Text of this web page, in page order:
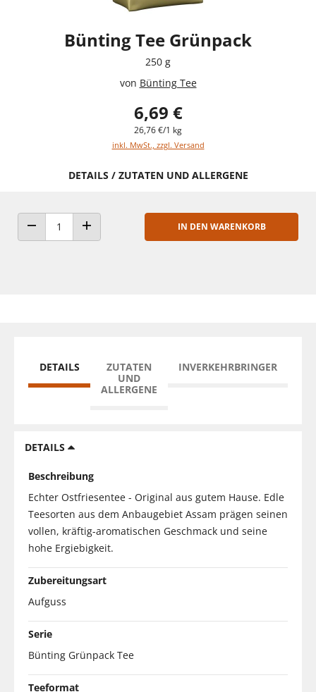
Bünting Tee Grünpack
250 g
von Bünting Tee
6,69 €
26,76 €/1 kg
inkl. MwSt., zzgl. Versand
DETAILS / ZUTATEN UND ALLERGENE
ANZAHL VERRINGERNANZAHL ERHÖHEN
IN DEN WARENKORB
DETAILS
ZUTATEN
UND
ALLERGENE
INVERKEHRBRINGER
DETAILS
Beschreibung
Echter Ostfriesentee - Original aus gutem Hause. Edle
Teesorten aus dem Anbaugebiet Assam prägen seinen
vollen, kräftig-aromatischen Geschmack und seine
hohe Ergiebigkeit.
Zubereitungsart
Aufguss
Serie
Bünting Grünpack Tee
Teeformat